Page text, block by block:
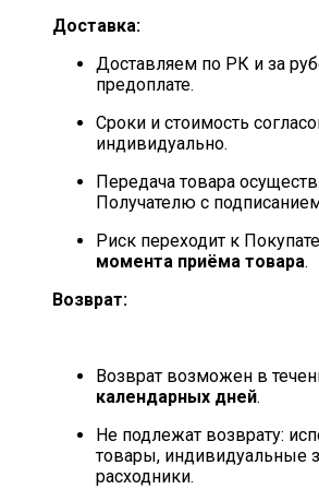
Доставка:
Доставляем по РК и за
предоплате.
Сроки и стоимость
индивидуально.
Передача товара
Получателю с
Риск переходит к
момента приёма товара.
Возврат:
Возврат возможен в
календарных дней.
Не подлежат возврату:
товары, индивидуальные
расходники.